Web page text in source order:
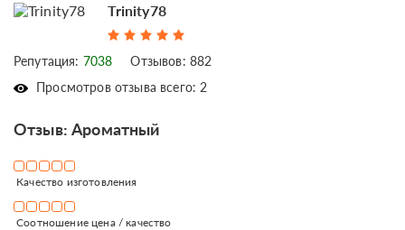
Trinity78
Репутация: 7038
Отзывов: 882
Просмотров отзыва всего: 2
Отзыв: Ароматный
Качество изготовления
Соотношение цена / качество